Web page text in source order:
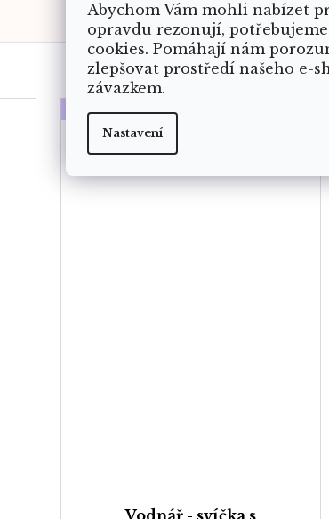
Abychom Vám mohli nabízet
opravdu rezonují,
cookies. Pomáhají nám
zlepšovat prostředí našeho e-
závazkem.
Nastavení
VYROBENO V YOGA-DAY
Vodnář - svíčka s